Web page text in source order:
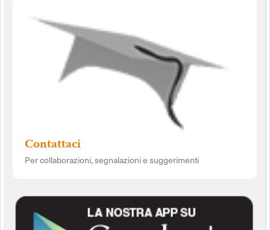
Contattaci
Per collaborazioni, segnalazioni e suggerimenti